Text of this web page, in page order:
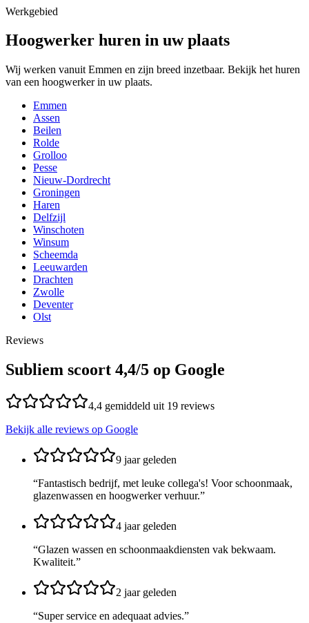
Werkgebied
Hoogwerker huren in uw plaats
Wij werken vanuit Emmen en zijn breed inzetbaar. Bekijk het huren
van een hoogwerker in uw plaats.
Emmen
Assen
Beilen
Rolde
Grolloo
Pesse
Nieuw-Dordrecht
Groningen
Haren
Delfzijl
Winschoten
Winsum
Scheemda
Leeuwarden
Drachten
Zwolle
Deventer
Olst
Reviews
Subliem scoort 4,4/5 op Google
4,4 gemiddeld uit 19 reviews
Bekijk alle reviews op Google
9 jaar geleden
“Fantastisch bedrijf, met leuke collega's! Voor schoonmaak,
glazenwassen en hoogwerker verhuur.”
4 jaar geleden
“Glazen wassen en schoonmaakdiensten vak bekwaam.
Kwaliteit.”
2 jaar geleden
“Super service en adequaat advies.”